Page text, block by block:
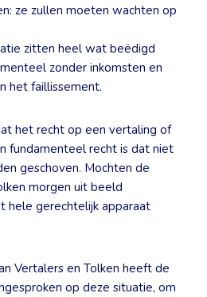
ze zullen moeten wachten op
zitten heel wat beëdigd
zonder inkomsten en
het faillissement.
het recht op een vertaling of
fundamenteel recht is dat niet
geschoven. Mochten de
morgen uit beeld
hele gerechtelijk apparaat
Vertalers en Tolken heeft de
op deze situatie, om